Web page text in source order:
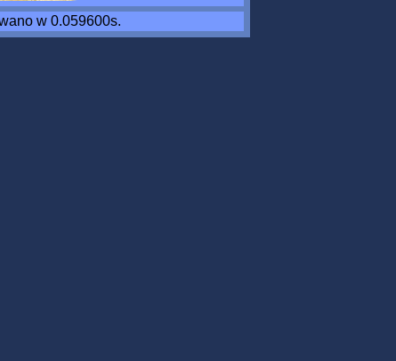
w 0.059600s.